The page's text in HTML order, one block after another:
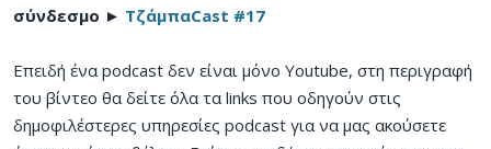
σύνδεσμο ► ΤζάμπαCast #17
Επειδή ένα podcast δεν είναι μόνο Youtube, στη περιγραφή
του βίντεο θα δείτε όλα τα links που οδηγούν στις
δημοφιλέστερες υπηρεσίες podcast για να μας ακούσετε